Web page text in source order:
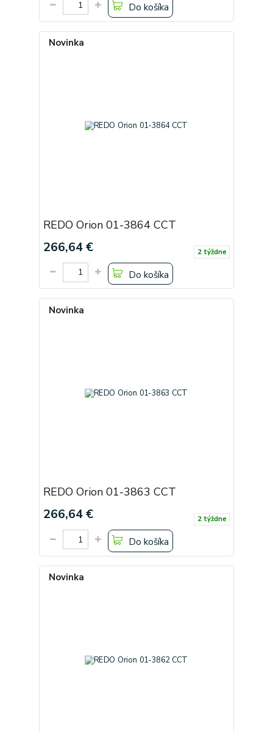
Do košíka
Novinka
REDO Orion 01-3864 CCT
266,64 € 2 týždne
Do košíka
Novinka
REDO Orion 01-3863 CCT
266,64 € 2 týždne
Do košíka
Novinka